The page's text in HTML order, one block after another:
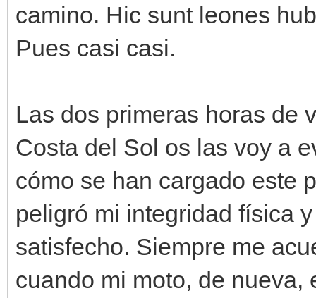
camino. Hic sunt leones
Pues casi casi.
Las dos primeras horas de
Costa del Sol os las voy a
cómo se han cargado este
peligró mi integridad física
satisfecho. Siempre me
cuando mi moto, de